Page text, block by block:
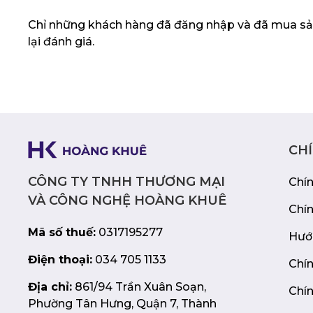
thời trang. Với thiết kế mỏng nhẹ, chất liệu
loại cao cấp và khả năng chống sốc tốt,
Chỉ những khách hàng đã đăng nhập và đã mua
lại đánh giá.
CÔNG TY TNHH THƯƠNG MẠI
VÀ CÔNG NGHỆ HOÀNG KHUÊ
Mã số thuế: 0317195277
Điện thoại: 034 705 1133
Địa chỉ: 861/94 Trần Xuân Soạn,
Phường Tân Hưng, Quận 7, Thành